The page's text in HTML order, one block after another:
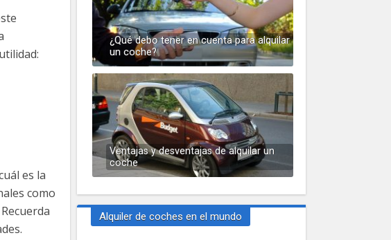
es la
como
¿Qué debo tener en cuenta para alquilar
un coche?
Ventajas y desventajas de alquilar un
coche
Alquiler de coches en el mundo